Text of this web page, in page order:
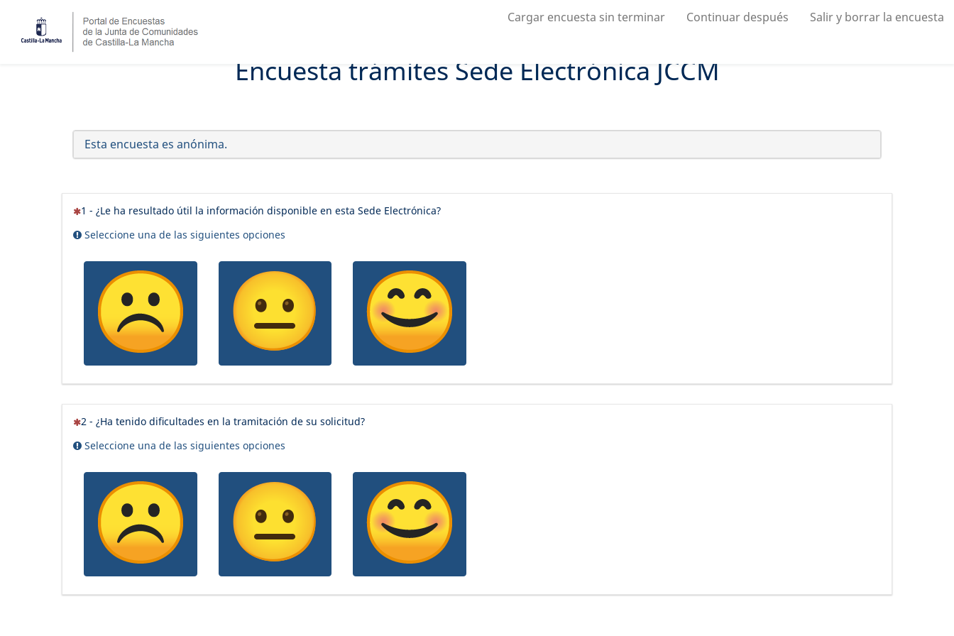
Cargar encuesta sin terminar Continuar después Salir y borrar la encuesta
Encuesta trámites Sede Electrónica JCCM
Esta encuesta es anónima.
(Esta pregunta es obligatoria)
1 - ¿Le ha resultado útil la información disponible en esta Sede Electrónica?
Seleccione una de las siguientes opciones
(Esta pregunta es obligatoria)
2 - ¿Ha tenido dificultades en la tramitación de su solicitud?
Seleccione una de las siguientes opciones